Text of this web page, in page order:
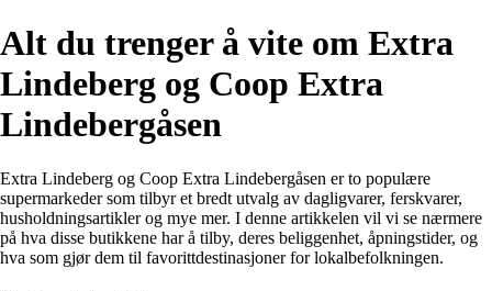
Alt du trenger å vite om Extra
Lindeberg og Coop Extra
Lindebergåsen
Extra Lindeberg og Coop Extra Lindebergåsen er to populære
supermarkeder som tilbyr et bredt utvalg av dagligvarer, ferskvarer,
husholdningsartikler og mye mer. I denne artikkelen vil vi se nærmere
på hva disse butikkene har å tilby, deres beliggenhet, åpningstider, og
hva som gjør dem til favorittdestinasjoner for lokalbefolkningen.